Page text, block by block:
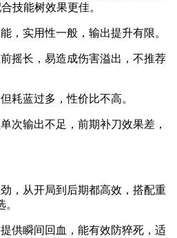
技能树效果更佳。
，实用性一般，输出提升有限。
摇长，易造成伤害溢出，不推荐
耗蓝过多，性价比不高。
次输出不足，前期补刀效果差，
，从开局到后期都高效，搭配重
供瞬间回血，能有效防猝死，适